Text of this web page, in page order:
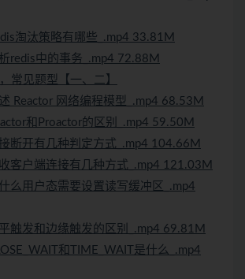
淘汰策略有哪些_.mp4 33.81M
redis中的事务_.mp4 72.88M
常见题型【一、二】
Reactor 网络编程模型_.mp4 68.53M
和Proactor的区别_.mp4 59.50M
断开有几种判定方式_.mp4 104.66M
客户端连接有几种方式_.mp4 121.03M
么用户态需要设置读写缓冲区_.mp4
触发和边缘触发的区别_.mp4 69.81M
和TIME_WAIT是什么_.mp4